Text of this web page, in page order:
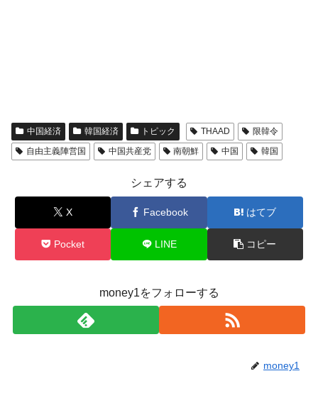
中国経済 韓国経済 トピック THAAD
限韓令
自由主義陣営国
中国共産党 南朝鮮 中国 韓国
シェアする
X Facebook はてブ
Pocket LINE コピー
money1をフォローする
money1